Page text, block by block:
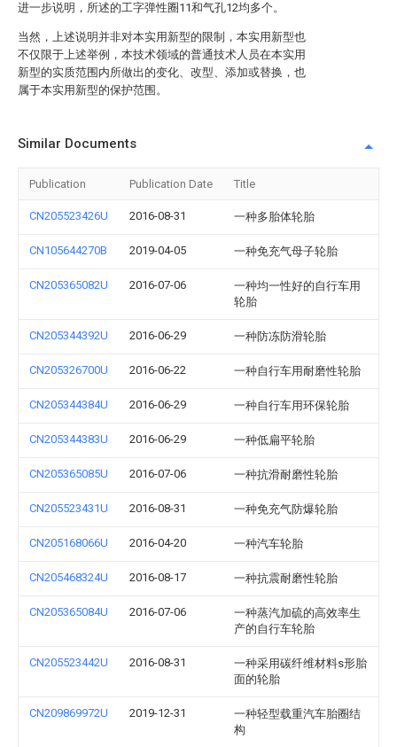
进一步说明，所述的工字弹性圈11和气孔12均多个。
当然，上述说明并非对本实用新型的限制，本实用新型也
不仅限于上述举例，本技术领域的普通技术人员在本实用
新型的实质范围内所做出的变化、改型、添加或替换，也
属于本实用新型的保护范围。
Similar Documents
Publication Publication Date Title
CN205523426U 2016-08-31 一种多胎体轮胎
CN105644270B 2019-04-05 一种免充气母子轮胎
CN205365082U 2016-07-06
一种均一性好的自行车用
轮胎
CN205344392U 2016-06-29 一种防冻防滑轮胎
CN205326700U 2016-06-22 一种自行车用耐磨性轮胎
CN205344384U 2016-06-29 一种自行车用环保轮胎
CN205344383U 2016-06-29 一种低扁平轮胎
CN205365085U 2016-07-06 一种抗滑耐磨性轮胎
CN205523431U 2016-08-31 一种免充气防爆轮胎
CN205168066U 2016-04-20 一种汽车轮胎
CN205468324U 2016-08-17 一种抗震耐磨性轮胎
CN205365084U 2016-07-06
一种蒸汽加硫的高效率生
产的自行车轮胎
CN205523442U 2016-08-31
一种采用碳纤维材料s形胎
面的轮胎
CN209869972U 2019-12-31
一种轻型载重汽车胎圈结
构